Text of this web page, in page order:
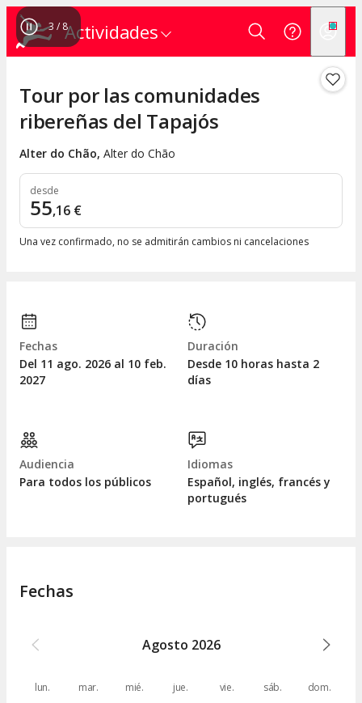
Actividades
4 / 8
Tour por las comunidades
ribereñas del Tapajós
Alter do Chão, Alter do Chão
desde
55,16 €
Una vez confirmado, no se admitirán cambios ni cancelaciones
Fechas
Del 11 ago. 2026 al 10 feb.
2027
Duración
Desde 10 horas hasta 2
días
Audiencia
Para todos los públicos
Idiomas
Español, inglés, francés y
portugués
Fechas
Agosto 2026
lun. mar. mié. jue. vie. sáb. dom.